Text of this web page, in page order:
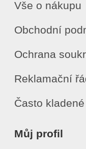
Vše o nákupu
Obchodní
Ochrana
Reklamační
Často
Můj profil